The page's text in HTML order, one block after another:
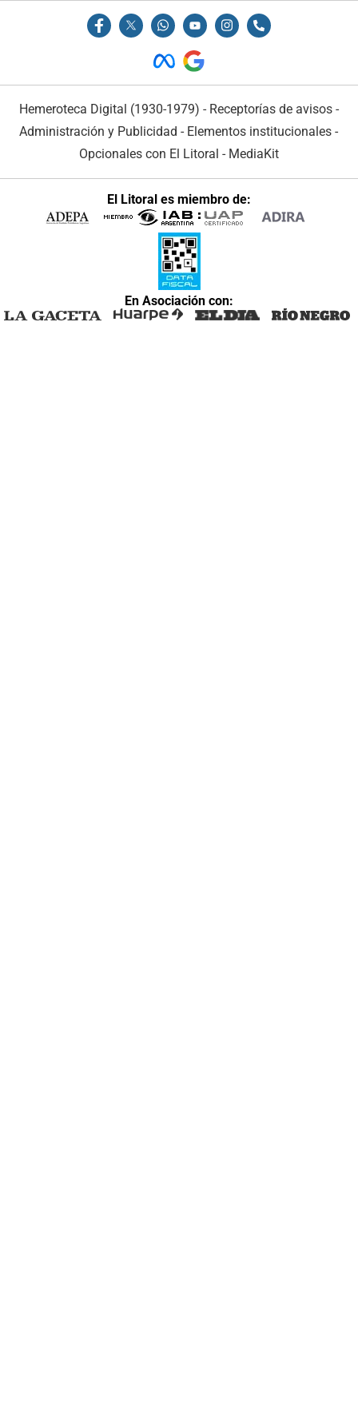
Hemeroteca Digital (1930-1979) - Receptorías de avisos -
Administración y Publicidad - Elementos institucionales -
Opcionales con El Litoral - MediaKit
El Litoral es miembro de:
En Asociación con: